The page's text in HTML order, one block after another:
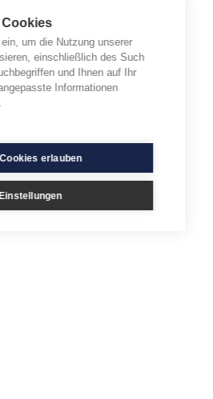
um die Nutzung unserer
einschließlich des Such
und Ihnen auf Ihr
Informationen
erlauben